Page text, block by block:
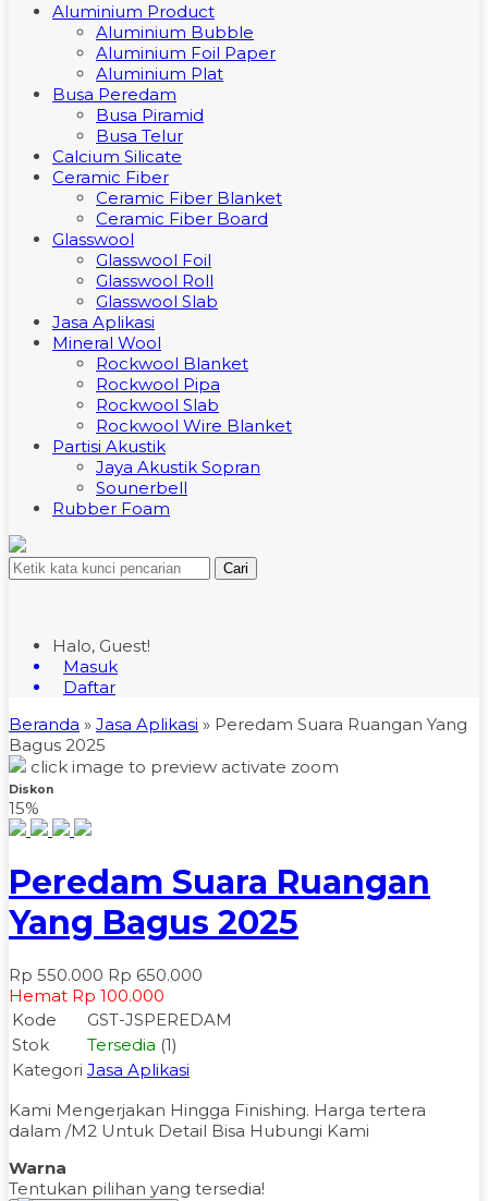
Aluminium Product
Aluminium Bubble
Aluminium Foil Paper
Aluminium Plat
Busa Peredam
Busa Piramid
Busa Telur
Calcium Silicate
Ceramic Fiber
Ceramic Fiber Blanket
Ceramic Fiber Board
Glasswool
Glasswool Foil
Glasswool Roll
Glasswool Slab
Jasa Aplikasi
Mineral Wool
Rockwool Blanket
Rockwool Pipa
Rockwool Slab
Rockwool Wire Blanket
Partisi Akustik
Jaya Akustik Sopran
Sounerbell
Rubber Foam
Cari
Halo, Guest!
Masuk
Daftar
Beranda » Jasa Aplikasi » Peredam Suara Ruangan Yang
Bagus 2025
click image to preview activate zoom
Diskon
15%
Peredam Suara Ruangan
Yang Bagus 2025
Rp 550.000 Rp 650.000
Hemat Rp 100.000
Kode
GST-JSPEREDAM
Stok
Tersedia (1)
Kategori Jasa Aplikasi
Kami Mengerjakan Hingga Finishing. Harga tertera
dalam /M2 Untuk Detail Bisa Hubungi Kami
Warna
Tentukan pilihan yang tersedia!